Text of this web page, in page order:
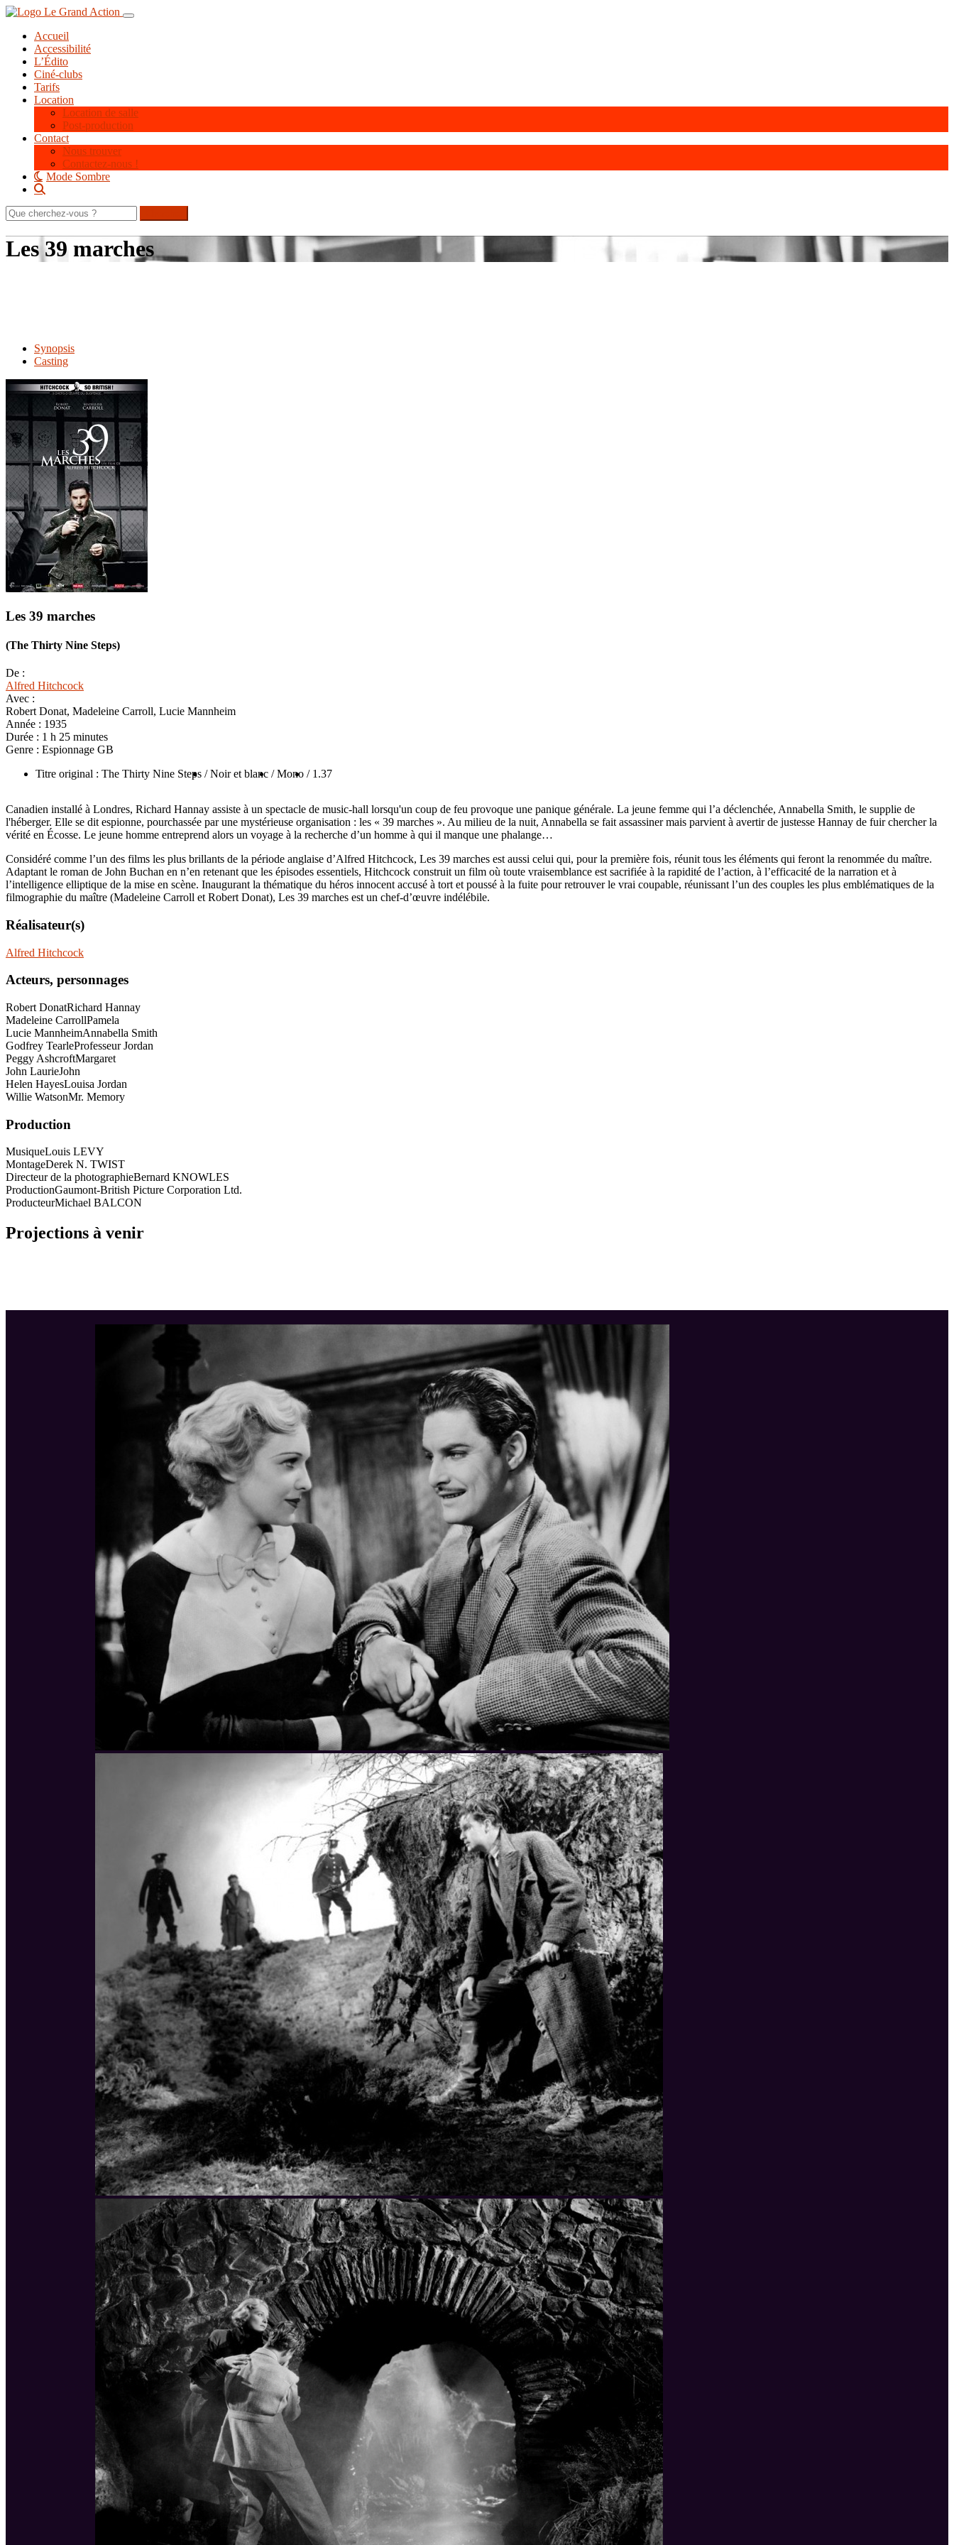
Aller
contenu
principal
Toggle navigation
Accueil
Accessibilité
L’Édito
Ciné-clubs
Tarifs
Location
Location de salle
Post-production
Contact
Nous trouver
Contactez-nous !
Mode Sombre
Rechercher
sur
le
site
Les 39 marches
Synopsis
Casting
Les 39 marches
(The Thirty Nine Steps)
De :
Alfred Hitchcock
Avec :
Robert Donat, Madeleine Carroll, Lucie Mannheim
Année : 1935
Durée : 1 h 25 minutes
Genre : Espionnage GB
Titre original : The Thirty Nine Steps / Noir et blanc / Mono / 1.37
Canadien installé à Londres, Richard Hannay assiste à un spectacle de music-hall lorsqu'un coup de feu provoque une panique générale. La jeune femme qui l’a déclenchée, Annabella Smith, le supplie de
l'héberger. Elle se dit espionne, pourchassée par une mystérieuse organisation : les « 39 marches ». Au milieu de la nuit, Annabella se fait assassiner mais parvient à avertir de justesse Hannay de fuir chercher la
vérité en Écosse. Le jeune homme entreprend alors un voyage à la recherche d’un homme à qui il manque une phalange…
Considéré comme l’un des films les plus brillants de la période anglaise d’Alfred Hitchcock, Les 39 marches est aussi celui qui, pour la première fois, réunit tous les éléments qui feront la renommée du maître.
Adaptant le roman de John Buchan en n’en retenant que les épisodes essentiels, Hitchcock construit un film où toute vraisemblance est sacrifiée à la rapidité de l’action, à l’efficacité de la narration et à
l’intelligence elliptique de la mise en scène. Inaugurant la thématique du héros innocent accusé à tort et poussé à la fuite pour retrouver le vrai coupable, réunissant l’un des couples les plus emblématiques de la
filmographie du maître (Madeleine Carroll et Robert Donat), Les 39 marches est un chef-d’œuvre indélébile.
Réalisateur(s)
Alfred Hitchcock
Acteurs, personnages
Robert DonatRichard Hannay
Madeleine CarrollPamela
Lucie MannheimAnnabella Smith
Godfrey TearleProfesseur Jordan
Peggy AshcroftMargaret
John LaurieJohn
Helen HayesLouisa Jordan
Willie WatsonMr. Memory
Production
MusiqueLouis LEVY
MontageDerek N. TWIST
Directeur de la photographieBernard KNOWLES
ProductionGaumont-British Picture Corporation Ltd.
ProducteurMichael BALCON
Projections à venir